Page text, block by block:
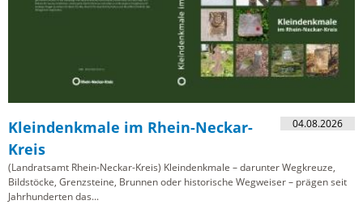
04.08.2026
Kleindenkmale im Rhein-Neckar-
Kreis
(Landratsamt Rhein-Neckar-Kreis) Kleindenkmale – darunter Wegkreuze,
Bildstöcke, Grenzsteine, Brunnen oder historische Wegweiser – prägen seit
Jahrhunderten das...